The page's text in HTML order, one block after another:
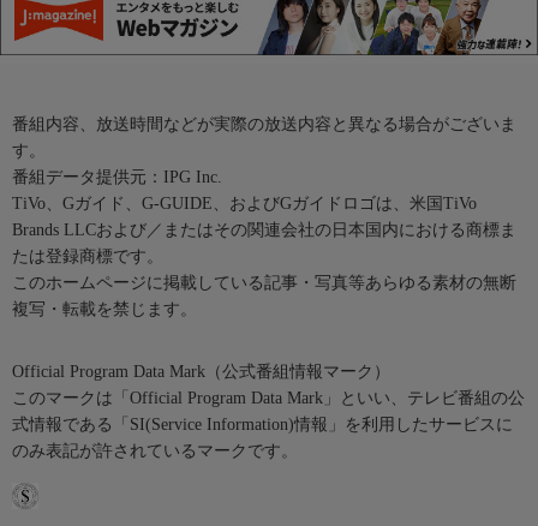
番組内容、放送時間などが実際の放送内容と異なる場合がございま
す。
番組データ提供元：IPG Inc.
TiVo、Gガイド、G-GUIDE、およびGガイドロゴは、米国TiVo
Brands LLCおよび／またはその関連会社の日本国内における商標ま
たは登録商標です。
このホームページに掲載している記事・写真等あらゆる素材の無断
複写・転載を禁じます。
Official Program Data Mark（公式番組情報マーク）
このマークは「Official Program Data Mark」といい、テレビ番組の公
式情報である「SI(Service Information)情報」を利用したサービスに
のみ表記が許されているマークです。